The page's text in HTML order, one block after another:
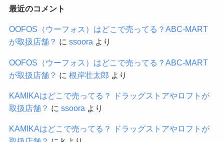
最近のコメント
OOFOS（ウーフォス）はどこで売ってる？ABC-MART
が取扱店舗？ に ssoora より
OOFOS（ウーフォス）はどこで売ってる？ABC-MART
が取扱店舗？ に 根岸壮太郎 より
KAMIKAはどこで売ってる？ ドラッグストアやロフトが
取扱店舗？ に ssoora より
KAMIKAはどこで売ってる？ ドラッグストアやロフトが